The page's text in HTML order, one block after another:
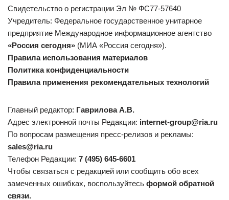
Свидетельство о регистрации Эл № ФС77-57640
Учредитель: Федеральное государственное унитарное
предприятие Международное информационное агентство
«Россия сегодня» (МИА «Россия сегодня»).
Правила использования материалов
Политика конфиденциальности
Правила применения рекомендательных технологий
Главный редактор: Гаврилова А.В.
Адрес электронной почты Редакции: internet-group@ria.ru
По вопросам размещения пресс-релизов и рекламы:
sales@ria.ru
Телефон Редакции: 7 (495) 645-6601
Чтобы связаться с редакцией или сообщить обо всех
замеченных ошибках, воспользуйтесь формой обратной
связи.